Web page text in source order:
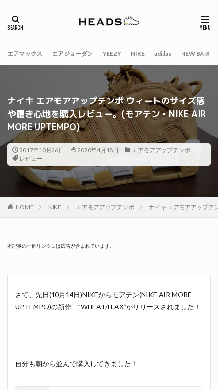
エアマックス エアジョーダン YEEZY NIKE adidas NEW
ナイキ エアモアアップテンポ ウィートのサイズ感
や履き心地を購入レビュー。(モアテン・NIKE AIR
MORE UPTEMPO)
2017年10月26日 2020年4月18日
エアモアアップテンポ
レビュー
HOME NIKE エアモアアップテンポ ナイキ エアモアアップテ
本記事の一部リンクには広告が含まれています。
さて、先日(10月14日)NIKEからモアテン(NIKE AIR MORE
UPTEMPO)の新作、”WHEAT/FLAX”がリリースされました！
自分も朝から並んで購入してきました！